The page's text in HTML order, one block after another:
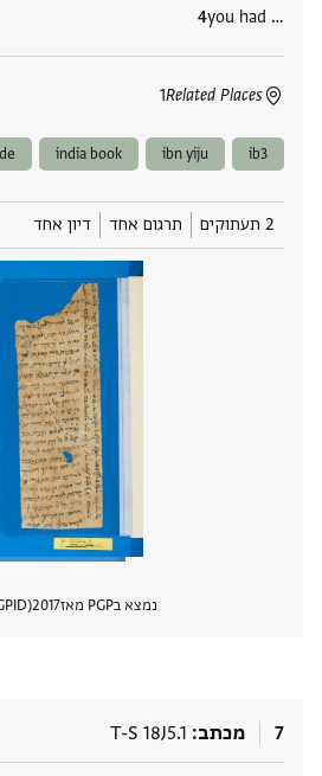
you had ‮…
Related Places
1
ib3
ibn yiju
india book
2 תעתוקים תרגום אחד דיון אחד
נמצא בPGP מאז 2017
7 מכתב T-S 18J5.1